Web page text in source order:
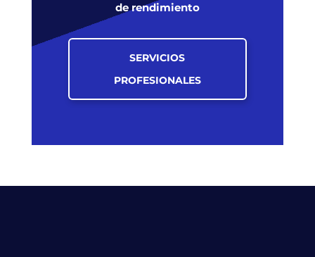
de rendimiento
SERVICIOS
PROFESIONALES